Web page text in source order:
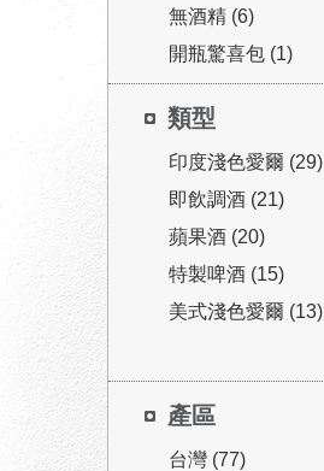
無酒精 (6)
開瓶驚喜包 (1)
類型
印度淺色愛爾 (29)
即飲調酒 (21)
蘋果酒 (20)
特製啤酒 (15)
美式淺色愛爾 (13)
產區
台灣 (77)